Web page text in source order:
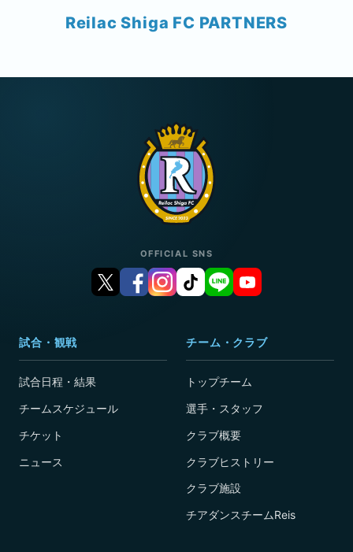
Reilac Shiga FC PARTNERS
OFFICIAL SNS
試合・観戦
試合日程・結果
チームスケジュール
チケット
ニュース
チーム・クラブ
トップチーム
選手・スタッフ
クラブ概要
クラブヒストリー
クラブ施設
チアダンスチームReis